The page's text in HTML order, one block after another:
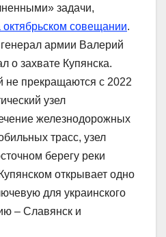
задачи,
октябрьском совещании.
армии Валерий
о захвате Купянска.
не прекращаются с 2022
узел
железнодорожных
трасс, узел
берегу реки
открывает одно
для украинского
– Славянск и